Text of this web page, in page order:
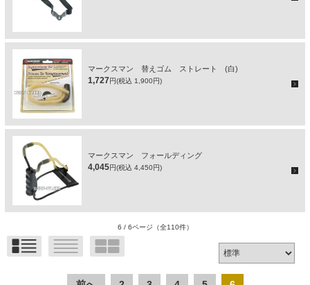
マークスマン 替えゴム ストレート (白)
1,727円(税込 1,900円)
マークスマン フォールディング
4,045円(税込 4,450円)
6 / 6ページ （全110件）